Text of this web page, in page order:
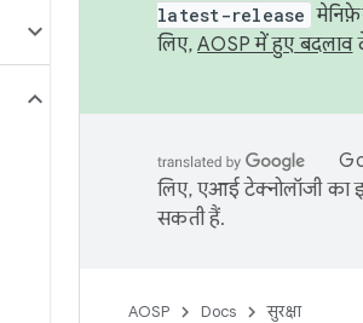
latest-release
लिए, AOSP में हुए बदलाव
लिए, एआई टेक्नोलॉजी का
सकती हैं.
AOSP Docs सुरक्षा